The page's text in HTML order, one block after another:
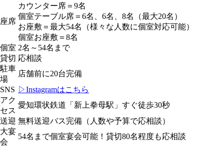
座席
カウンター席＝9名
個室テーブル席＝6名、6名、8名（最大20名）
お座敷＝最大54名（様々な人数に個室対応可能）
個室お座敷＝8名
個室 2名～54名まで
貸切 応相談
駐車
場
店舗前に20台完備
SNS ▷Instagramはこちら
アク
セス
愛知環状鉄道「新上拳母駅」すぐ徒歩30秒
送迎 無料送迎バス完備（人数や予算で応相談）
大宴
会
54名まで個室宴会可能！貸切80名程度も応相談